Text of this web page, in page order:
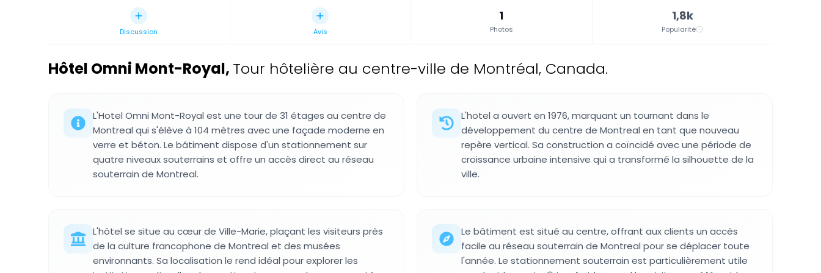
Discussion Avis
1
Photos
1,8k
Popularité
Hôtel Omni Mont-Royal, Tour hôtelière au centre-ville de Montréal, Canada.
L'Hotel Omni Mont-Royal est une tour de 31 étages au centre de
Montreal qui s'élève à 104 mètres avec une façade moderne en
verre et béton. Le bâtiment dispose d'un stationnement sur
quatre niveaux souterrains et offre un accès direct au réseau
souterrain de Montreal.
L'hotel a ouvert en 1976, marquant un tournant dans le
développement du centre de Montreal en tant que nouveau
repère vertical. Sa construction a coïncidé avec une période de
croissance urbaine intensive qui a transformé la silhouette de la
ville.
L'hôtel se situe au cœur de Ville-Marie, plaçant les visiteurs près
de la culture francophone de Montreal et des musées
environnants. Sa localisation le rend idéal pour explorer les
Le bâtiment est situé au centre, offrant aux clients un accès
facile au réseau souterrain de Montreal pour se déplacer toute
l'année. Le stationnement souterrain est particulièrement utile